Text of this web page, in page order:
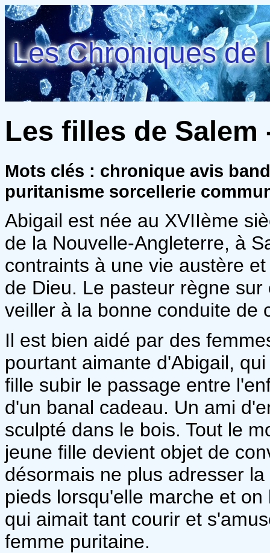
Les Chroniques de
Les filles de
Mots clés : chronique avis
puritanisme sorcellerie
Abigail est née au XVIIème
de la Nouvelle-Angleterre, à
contraints à une vie austère
de Dieu. Le pasteur règne
veiller à la bonne conduite de
Il est bien aidé par des
pourtant aimante d'Abigail,
fille subir le passage entre
d'un banal cadeau. Un ami
sculpté dans le bois. Tout le
jeune fille devient objet de
désormais ne plus adresser
pieds lorsqu'elle marche et
qui aimait tant courir et
femme puritaine.